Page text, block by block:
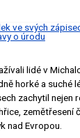
ve svých
o úrodu
lidé v
horké a suché
zachytil nejen
zemětřesení
nad Evropou.